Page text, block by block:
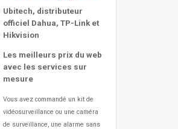
Ubitech, distributeur
officiel Dahua, TP-Link et
Hikvision
Les meilleurs prix du web
avec les services sur
mesure
Vous avez commandé un kit de
vidéosurveillance ou une caméra
de surveillance, une alarme sans